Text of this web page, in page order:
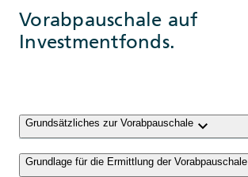
Vorabpauschale auf
Investmentfonds.
Grundsätzliches zur Vorabpauschale keyboard_arrow_down
Grundlage für die Ermittlung der Vorabpauschale